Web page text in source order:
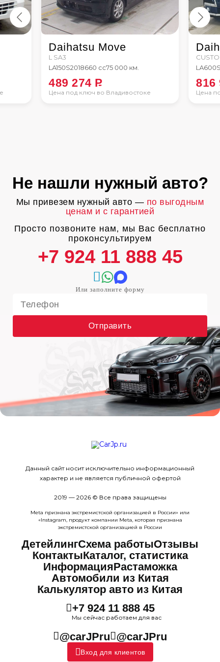
Daihatsu Move
L SA3
LA150S2018660 сс75 000 км.
Цена под ключ во Владивостоке
489 274 P
Цена
816
Не нашли нужный авто?
Мы привезем нужный авто — по выгодным
ценам и с гарантией
Просто позвоните нам, мы Вас бесплатно
проконсультируем
+7 924 11 888 45
Отправить
Данный сайт носит исключительно информационный
характер и не является публичной офертой
2019 — 2026 © Все права защищены
Meta признана экстремистcкой организацией в России» или
«Instagram, продукт компании Meta, которая признана
экстремистской организацией в России
ДетейлингСхема работыОтзывы
КонтактыКаталог, статистика
ИнформацияРастаможка
Автомобили из Китая
Калькулятор авто из Китая
+7 924 11 888 45
Мы сейчас работаем для вас
@carJPru @carJPru
Вход для клиентов